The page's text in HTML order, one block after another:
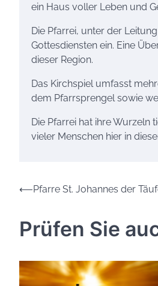
ein Haus voller Leben und
Die Pfarrei, unter der
Gottesdiensten ein. Eine
dieser Region.
Das Kirchspiel umfasst
dem Pfarrsprengel sowie
Die Pfarrei hat ihre Wurzeln
vieler Menschen hier in
Beitrags-
⟵Pfarre St. Johannes der
Prüfen Sie